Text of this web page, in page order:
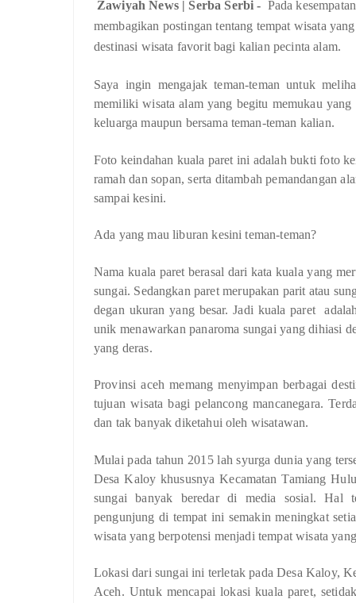
Zawiyah News | Serba Serbi - Pada
membagikan postingan tentang tempat wisata
destinasi wisata favorit bagi kalian pecinta alam.
Saya ingin mengajak teman-teman untuk
memiliki wisata alam yang begitu memukau
keluarga maupun bersama teman-teman kalian.
Foto keindahan kuala paret ini adalah bukti foto
ramah dan sopan, serta ditambah pemandangan
sampai kesini.
Ada yang mau liburan kesini teman-teman?
Nama kuala paret berasal dari kata kuala yang
sungai. Sedangkan paret merupakan parit atau
degan ukuran yang besar. Jadi kuala paret
unik menawarkan panaroma sungai yang dihiasi
yang deras.
Provinsi aceh memang menyimpan berbagai
tujuan wisata bagi pelancong mancanegara.
dan tak banyak diketahui oleh wisatawan.
Mulai pada tahun 2015 lah syurga dunia yang
Desa Kaloy khususnya Kecamatan Tamiang
sungai banyak beredar di media sosial. Hal
pengunjung di tempat ini semakin meningkat
wisata yang berpotensi menjadi tempat wisata
Lokasi dari sungai ini terletak pada Desa Kaloy,
Aceh. Untuk mencapai lokasi kuala paret,